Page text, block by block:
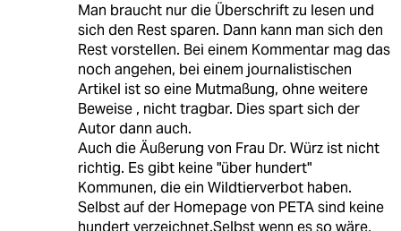
Man braucht nur die Überschrift zu lesen und
sich den Rest sparen. Dann kann man sich den
Rest vorstellen. Bei einem Kommentar mag das
noch angehen, bei einem journalistischen
Artikel ist so eine Mutmaßung, ohne weitere
Beweise , nicht tragbar. Dies spart sich der
Autor dann auch.
Auch die Äußerung von Frau Dr. Würz ist nicht
richtig. Es gibt keine "über hundert"
Kommunen, die ein Wildtierverbot haben.
Selbst auf der Homepage von PETA sind keine
hundert verzeichnet.Selbst wenn es so wäre,